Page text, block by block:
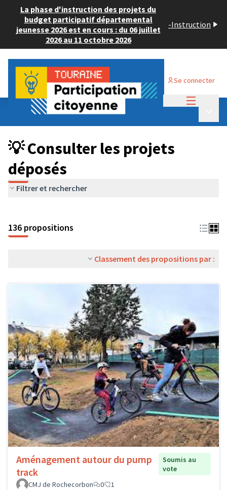
La phase d'instruction des projets du
budget participatif départemental
jeunesse 2026 est en cours : du 06 juillet
2026 au 11 octobre 2026
-Instruction
Se connecter
Budget Participatif JEUNESSE 2024
💡 Consulter les projets déposés
💡 Consulter les projets
déposés
Filtrer et rechercher
136 propositions
Classement des propositions par :
Aménagement autour du pump
track
Soumis au
vote
CMJ de Rochecorbon
0 1